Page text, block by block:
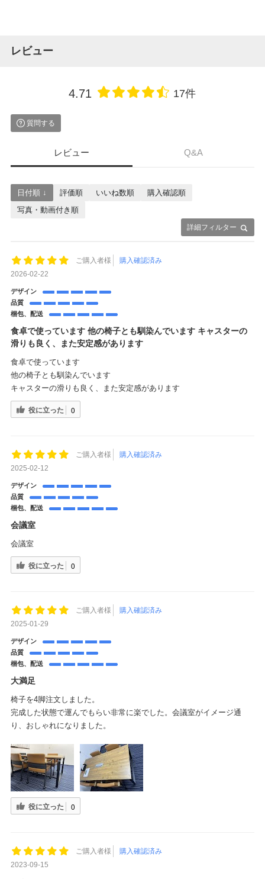
レビュー
4.71 17件
質問する
レビュー Q&A
詳細フィルター
日付順 ↓ 評価順 いいね数順
購入確認順
写真・動画付き順
ご購入者様
購入確認済み
2026-02-22
デザイン
品質
梱包、配送
食卓で使っています 他の椅子とも馴染んでいます キャスターの
滑りも良く、また安定感があります
食卓で使っています
他の椅子とも馴染んでいます
キャスターの滑りも良く、また安定感があります
役に立った 0
ご購入者様
購入確認済み
2025-02-12
デザイン
品質
梱包、配送
会議室
会議室
役に立った 0
ご購入者様
購入確認済み
2025-01-29
デザイン
品質
梱包、配送
大満足
椅子を4脚注文しました。
完成した状態で運んでもらい非常に楽でした。会議室がイメージ通
り、おしゃれになりました。
役に立った 0
ご購入者様
購入確認済み
2023-09-15